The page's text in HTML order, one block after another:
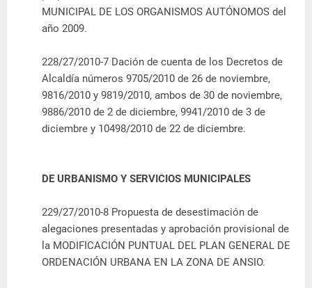
MUNICIPAL DE LOS ORGANISMOS AUTÓNOMOS del
año 2009.
228/27/2010-7 Dación de cuenta de los Decretos de
Alcaldía números 9705/2010 de 26 de noviembre,
9816/2010 y 9819/2010, ambos de 30 de noviembre,
9886/2010 de 2 de diciembre, 9941/2010 de 3 de
diciembre y 10498/2010 de 22 de diciembre.
DE URBANISMO Y SERVICIOS MUNICIPALES
229/27/2010-8 Propuesta de desestimación de
alegaciones presentadas y aprobación provisional de
la MODIFICACIÓN PUNTUAL DEL PLAN GENERAL DE
ORDENACIÓN URBANA EN LA ZONA DE ANSIO.